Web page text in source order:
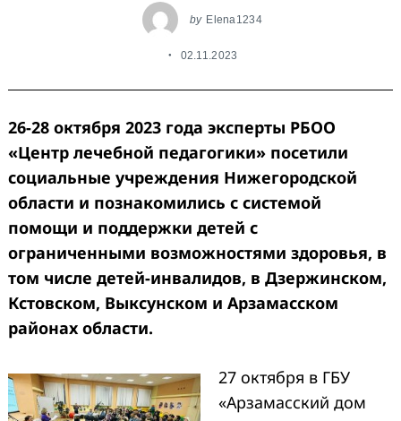
by Elena1234
02.11.2023
26-28 октября 2023 года эксперты РБОО
«Центр лечебной педагогики» посетили
социальные учреждения Нижегородской
области и познакомились с системой
помощи и поддержки детей с
ограниченными возможностями здоровья, в
том числе детей-инвалидов, в Дзержинском,
Кстовском, Выксунском и Арзамасском
районах области.
27 октября в ГБУ
«Арзамасский дом